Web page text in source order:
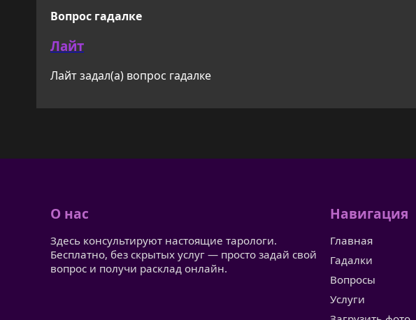
Вопрос гадалке
Лайт
Лайт задал(а) вопрос гадалке
О нас
Здесь консультируют настоящие тарологи.
Бесплатно, без скрытых услуг — просто задай свой
вопрос и получи расклад онлайн.
Навигация
Главная
Гадалки
Вопросы
Услуги